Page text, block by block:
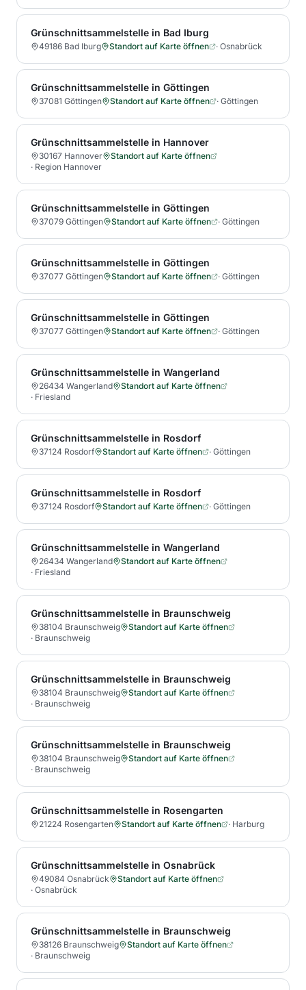
Grünschnittsammelstelle in Bad Iburg
49186 Bad Iburg Standort auf Karte öffnen · Osnabrück
Grünschnittsammelstelle in Göttingen
37081 Göttingen Standort auf Karte öffnen · Göttingen
Grünschnittsammelstelle in Hannover
30167 Hannover
Standort auf Karte öffnen
· Region Hannover
Grünschnittsammelstelle in Göttingen
37079 Göttingen Standort auf Karte öffnen · Göttingen
Grünschnittsammelstelle in Göttingen
37077 Göttingen Standort auf Karte öffnen · Göttingen
Grünschnittsammelstelle in Göttingen
37077 Göttingen Standort auf Karte öffnen · Göttingen
Grünschnittsammelstelle in Wangerland
26434 Wangerland
Standort auf Karte öffnen
· Friesland
Grünschnittsammelstelle in Rosdorf
37124 Rosdorf Standort auf Karte öffnen · Göttingen
Grünschnittsammelstelle in Rosdorf
37124 Rosdorf Standort auf Karte öffnen · Göttingen
Grünschnittsammelstelle in Wangerland
26434 Wangerland
Standort auf Karte öffnen
· Friesland
Grünschnittsammelstelle in Braunschweig
38104 Braunschweig
Standort auf Karte öffnen
· Braunschweig
Grünschnittsammelstelle in Braunschweig
38104 Braunschweig
Standort auf Karte öffnen
· Braunschweig
Grünschnittsammelstelle in Braunschweig
38104 Braunschweig
Standort auf Karte öffnen
· Braunschweig
Grünschnittsammelstelle in Rosengarten
21224 Rosengarten Standort auf Karte öffnen · Harburg
Grünschnittsammelstelle in Osnabrück
49084 Osnabrück
Standort auf Karte öffnen
· Osnabrück
Grünschnittsammelstelle in Braunschweig
38126 Braunschweig
Standort auf Karte öffnen
· Braunschweig